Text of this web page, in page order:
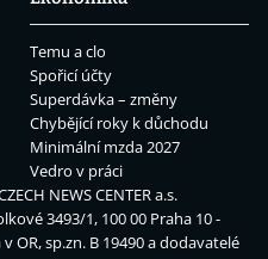
Temu a clo
Spořicí účty
Superdávka – změny
Chybějící roky k důchodu
Minimální mzda 2027
Vedro v práci
NEWS CENTER a.s.
3493/1, 100 00 Praha 10 -
OR, sp.zn. B 19490 a dodavatelé